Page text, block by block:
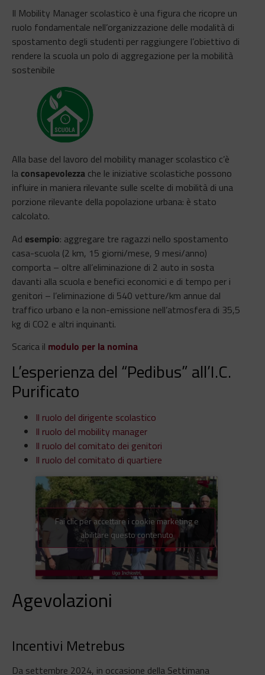
Il Mobility Manager scolastico è una figura che ricopre un
ruolo fondamentale nell’organizzazione delle modalità di
spostamento degli studenti per raggiungere l’obiettivo di
rendere la scuola un polo di aggregazione per la mobilità
sostenibile
Alla base del lavoro del mobility manager scolastico c’è
la consapevolezza che le iniziative scolastiche possono
influire in maniera rilevante sulle scelte di mobilità di una
porzione rilevante della popolazione urbana: è stato
calcolato.
Ad esempio: aggregare tre ragazzi nello spostamento
casa-scuola (2 km, 15 giorni/mese, 9 mesi/anno)
comporta – oltre all’eliminazione di 2 auto in sosta
davanti alla scuola e benefici economici e di tempo per i
genitori – l’eliminazione di 540 vetture/km annue dal
traffico urbano e la non-emissione nell’atmosfera di 35,5
kg di CO2 e altri inquinanti.
Scarica il modulo per la nomina
L’esperienza del “Pedibus” all’I.C.
Purificato
Il ruolo del dirigente scolastico
Il ruolo del mobility manager
Il ruolo del comitato dei genitori
Il ruolo del comitato di quartiere
Fai clic per accettare i cookie marketing e
abilitare questo contenuto
Agevolazioni
Incentivi Metrebus
Da settembre 2024, in occasione della Settimana